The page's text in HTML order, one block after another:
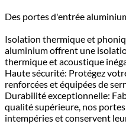
Des portes d'entrée
Isolation thermique et
aluminium offrent une
thermique et acoustique
Haute sécurité: Protégez
renforcées et équipées de
Durabilité exceptionnelle:
qualité supérieure, nos
intempéries et conservent